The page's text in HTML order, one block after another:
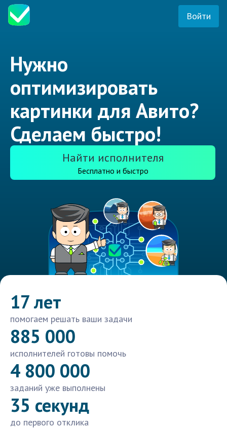
Войти
Нужно
оптимизировать
картинки для Авито?
Сделаем быстро!
Найти исполнителя
Бесплатно и быстро
17 лет
помогаем решать ваши задачи
885 000
исполнителей готовы помочь
4 800 000
заданий уже выполнены
35 секунд
до первого отклика